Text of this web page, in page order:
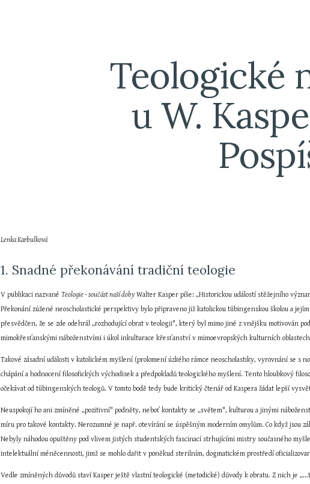
Teologické
u W.
Lenka Karbulková
1. Snadné překonávání tradiční teologie
V publikaci nazvané Teologie - součást naší doby Walter Kasper píše: „Historickou událostí stěžejního
Překonání zúžené neoscholastické perspektivy bylo připraveno již katolickou tübingenskou školou a
přesvědčen, že se zde odehrál „rozhodující obrat v teologii", který byl mimo jiné z vnějšku motivován
mimokřesťanskými náboženstvími i úkol inkulturace křesťanství v mimoevropských kulturních
Takové zásadní události v katolickém myšlení (prolomení úzkého rámce neoscholastiky, vyrovnání se s
chápání a hodnocení filosofických východisek a předpokladů teologického myšlení. Tento hloubkový
očekávat od tübingenských teologů. V tomto bodě tedy bude kritický čtenář od Kaspera žádat lepší
Neuspokojí ho ani zmíněné „pozitivní" podněty, neboť kontakty se „světem", kulturou a jinými
míru pro takové kontakty. Nerozumné je např. otevírání se úspěšným moderním omylům. Co když jsou
Nebyly náhodou opuštěny pod vlivem jistých studentských fascinací strhujícími mistry současného
intelektuální méněcennosti, jimž se mohlo dařit v poněkud sterilním, dogmatickém prostředí
Vedle zmíněných důvodů staví Kasper ještě vlastní teologické (metodické) důvody k obratu. Z nich je